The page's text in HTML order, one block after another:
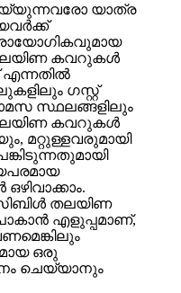
യാത്ര
കവറുകൾ
ഗസ്റ്റ്
സ്ഥലങ്ങളിലും
കവറുകൾ
മറ്റുള്ളവരുമായി
തലയിണ
എളുപ്പമാണ്,
ഒരു
ചെയ്യാനും